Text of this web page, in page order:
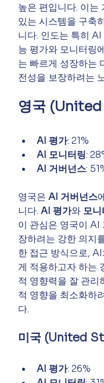
높은 편입니다. 이는
있는 시스템을 구축
니다. 인도는 특히
능 평가와 모니터링
는 빠르게 성장하는
전성을 보장하려는
영국
AI 평가: 21%
AI 모니터링:
AI 거버넌스:
영국은 AI 거버넌스
니다. AI 평가와 모니
이 관심은 영국이 AI
장하려는 강한 의지
한 접근 방식으로,
게 적용하고자 하는
적 영향력을 잘 관리
적 영향을 최소화하
다.
미국 (United
AI 평가: 26%